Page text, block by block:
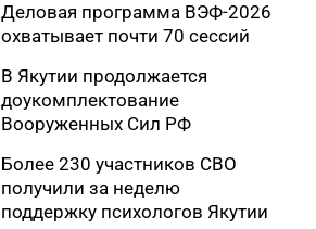
Деловая программа ВЭФ-2026
охватывает почти 70 сессий
В Якутии продолжается
доукомплектование
Вооруженных Сил РФ
Более 230 участников СВО
получили за неделю
поддержку психологов Якутии